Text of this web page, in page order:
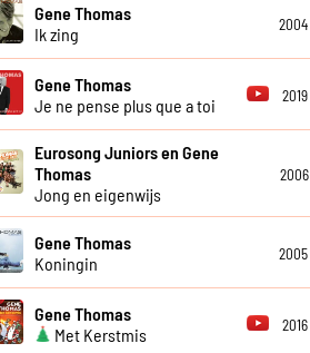
Gene Thomas
Ik zing
2004
Gene Thomas
Je ne pense plus que a toi
2019
Eurosong Juniors en Gene
Thomas
Jong en eigenwijs
2006
Gene Thomas
Koningin
2005
Gene Thomas
Met Kerstmis
2016